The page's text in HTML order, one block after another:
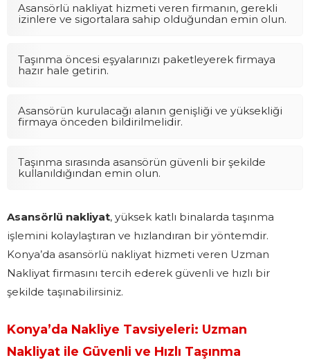
Asansörlü nakliyat hizmeti veren firmanın, gerekli
izinlere ve sigortalara sahip olduğundan emin olun.
Taşınma öncesi eşyalarınızı paketleyerek firmaya
hazır hale getirin.
Asansörün kurulacağı alanın genişliği ve yüksekliği
firmaya önceden bildirilmelidir.
Taşınma sırasında asansörün güvenli bir şekilde
kullanıldığından emin olun.
Asansörlü nakliyat, yüksek katlı binalarda taşınma
işlemini kolaylaştıran ve hızlandıran bir yöntemdir.
Konya’da asansörlü nakliyat hizmeti veren Uzman
Nakliyat firmasını tercih ederek güvenli ve hızlı bir
şekilde taşınabilirsiniz.
Konya’da Nakliye Tavsiyeleri: Uzman
Nakliyat ile Güvenli ve Hızlı Taşınma